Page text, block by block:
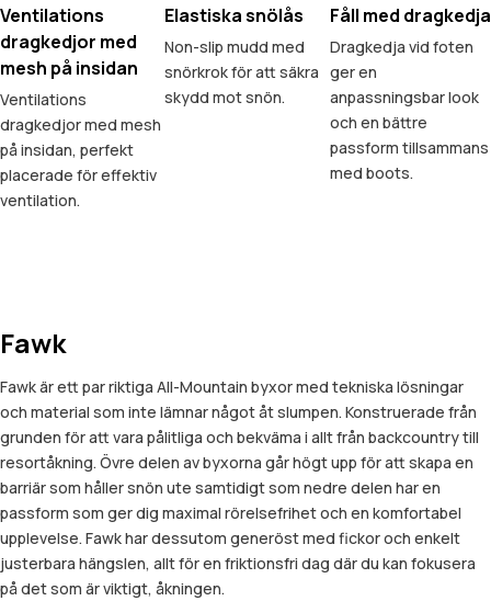
Ventilations
dragkedjor med
mesh på insidan
Ventilations
dragkedjor med mesh
på insidan, perfekt
placerade för effektiv
ventilation.
Elastiska snölås
Non-slip mudd med
snörkrok för att säkra
skydd mot snön.
Fåll med dragkedja
Dragkedja vid foten
ger en
anpassningsbar look
och en bättre
passform tillsammans
med boots.
Fawk
Fawk är ett par riktiga All-Mountain byxor med tekniska lösningar
och material som inte lämnar något åt slumpen. Konstruerade från
grunden för att vara pålitliga och bekväma i allt från backcountry till
resortåkning. Övre delen av byxorna går högt upp för att skapa en
barriär som håller snön ute samtidigt som nedre delen har en
passform som ger dig maximal rörelsefrihet och en komfortabel
upplevelse. Fawk har dessutom generöst med fickor och enkelt
justerbara hängslen, allt för en friktionsfri dag där du kan fokusera
på det som är viktigt, åkningen.